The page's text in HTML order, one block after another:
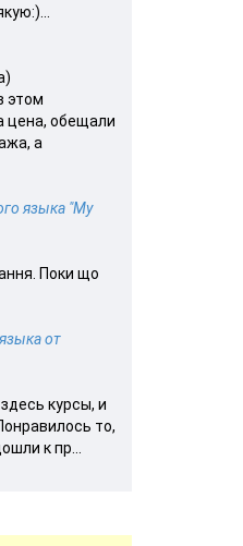
этом
цена, обещали
а
языка "My
Поки що
от
курсы, и
то,
к пр...